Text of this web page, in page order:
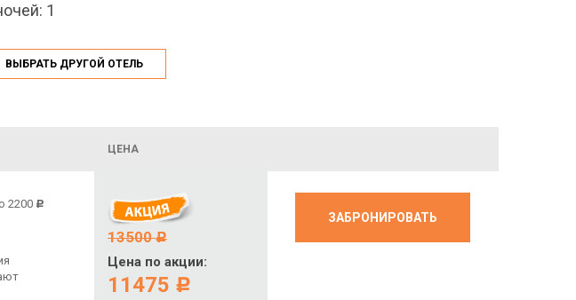
1
ВЫБРАТЬ ДРУГОЙ ОТЕЛЬ
ЦЕНА
2200 c
13500 c
Цена по акции:
11475 c
ЗАБРОНИРОВАТЬ